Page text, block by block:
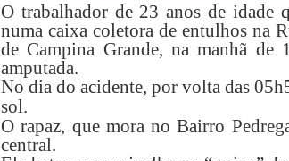
O trabalhador de 23 anos de idade
numa caixa coletora de entulhos na
de Campina Grande, na manhã
amputada.
No dia do acidente, por volta das
sol.
O rapaz, que mora no Bairro
central.